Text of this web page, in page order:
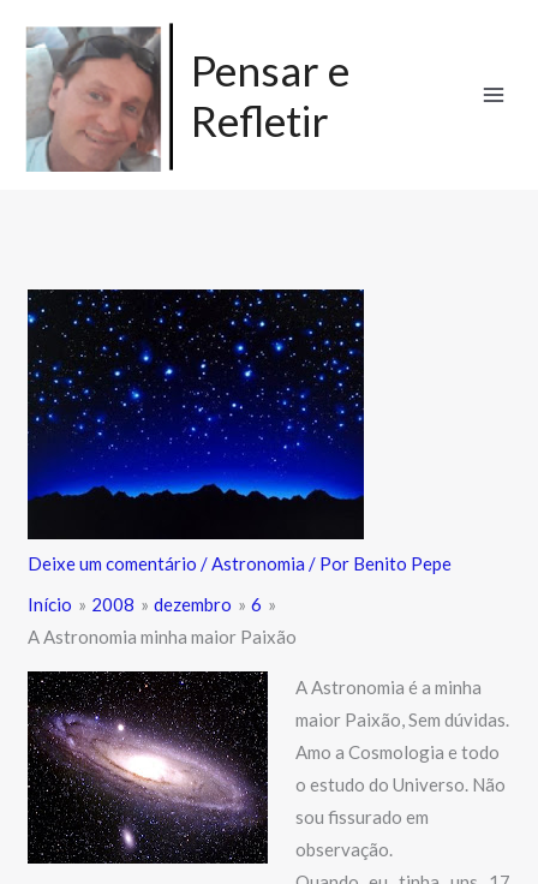
para
conteúdo
Pensar e
Refletir
Deixe um comentário / Astronomia / Por Benito Pepe
Início
2008 dezembro
6
A Astronomia minha maior Paixão
A Astronomia é a minha
maior Paixão, Sem dúvidas.
Amo a Cosmologia e todo
o estudo do Universo. Não
sou fissurado em
observação.